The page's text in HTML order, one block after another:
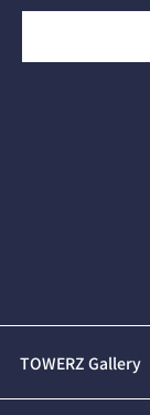
TOWERZ Gallery